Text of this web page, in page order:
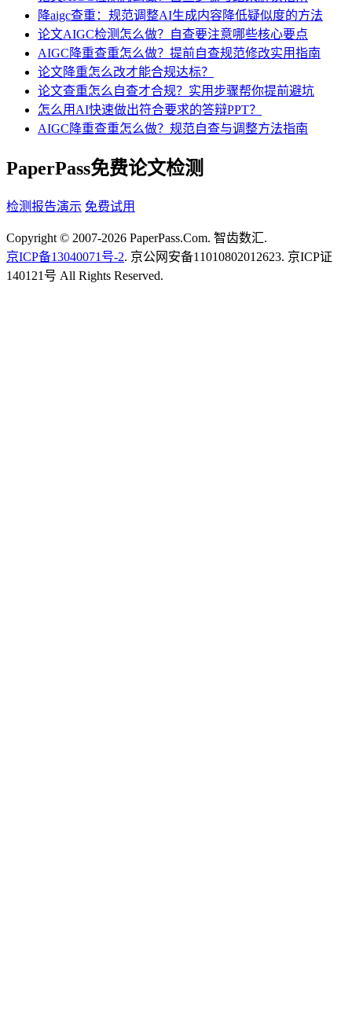
降aigc查重：规范调整AI生成内容降低疑似度的方法
论文AIGC检测怎么做？自查要注意哪些核心要点
AIGC降重查重怎么做？提前自查规范修改实用指南
论文降重怎么改才能合规达标？
论文查重怎么自查才合规？实用步骤帮你提前避坑
怎么用AI快速做出符合要求的答辩PPT？
AIGC降重查重怎么做？规范自查与调整方法指南
PaperPass免费论文检测
检测报告演示 免费试用
Copyright © 2007-2026 PaperPass.Com. 智齿数汇.
京ICP备13040071号-2. 京公网安备11010802012623. 京ICP证
140121号 All Rights Reserved.